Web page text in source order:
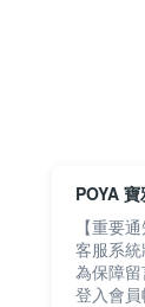
POYA 寶
【重要通
客服系統
為保障
登入會員